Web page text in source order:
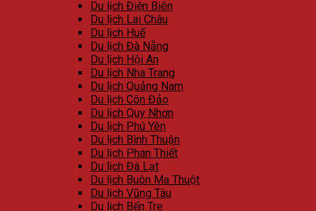
Du lịch Điện Biên
Du lịch Lai Châu
Du lịch Huế
Du lịch Đà Nẵng
Du lịch Hội An
Du lịch Nha Trang
Du lịch Quảng Nam
Du lịch Côn Đảo
Du lịch Quy Nhơn
Du lịch Phú Yên
Du lịch Bình Thuận
Du lịch Phan Thiết
Du lịch Đà Lạt
Du lịch Buôn Ma Thuột
Du lịch Vũng Tàu
Du lịch Bến Tre